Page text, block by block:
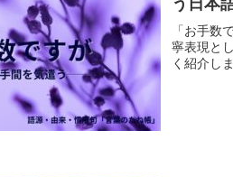
「お手数
寧表現と
く紹介し